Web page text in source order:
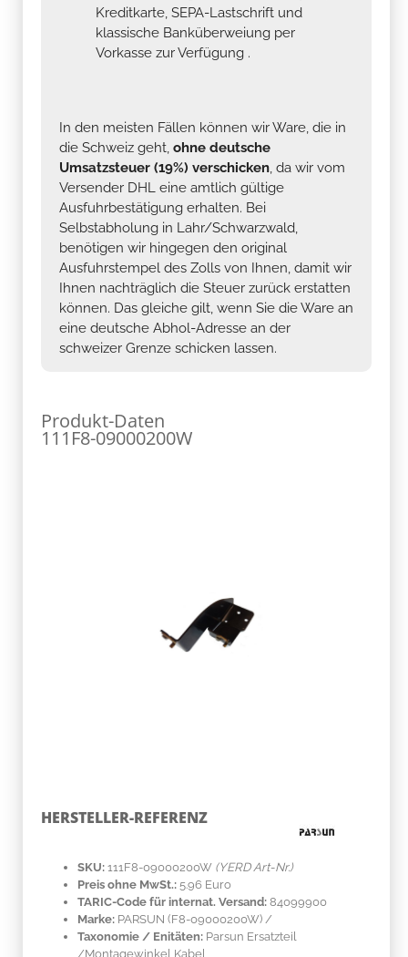
Kreditkarte, SEPA-Lastschrift und
klassische Banküberweiung per
Vorkasse zur Verfügung .
In den meisten Fällen können wir Ware, die in
die Schweiz geht, ohne deutsche
Umsatzsteuer (19%) verschicken, da wir vom
Versender DHL eine amtlich gültige
Ausfuhrbestätigung erhalten. Bei
Selbstabholung in Lahr/Schwarzwald,
benötigen wir hingegen den original
Ausfuhrstempel des Zolls von Ihnen, damit wir
Ihnen nachträglich die Steuer zurück erstatten
können. Das gleiche gilt, wenn Sie die Ware an
eine deutsche Abhol-Adresse an der
schweizer Grenze schicken lassen.
Produkt-Daten
111F8-09000200W
HERSTELLER-REFERENZ
SKU: 111F8-09000200W (YERD Art-Nr.)
Preis ohne MwSt.: 5.96 Euro
TARIC-Code für internat. Versand: 84099900
Marke: PARSUN (F8-09000200W) /
Taxonomie / Enitäten: Parsun Ersatzteil
/Montagewinkel Kabel